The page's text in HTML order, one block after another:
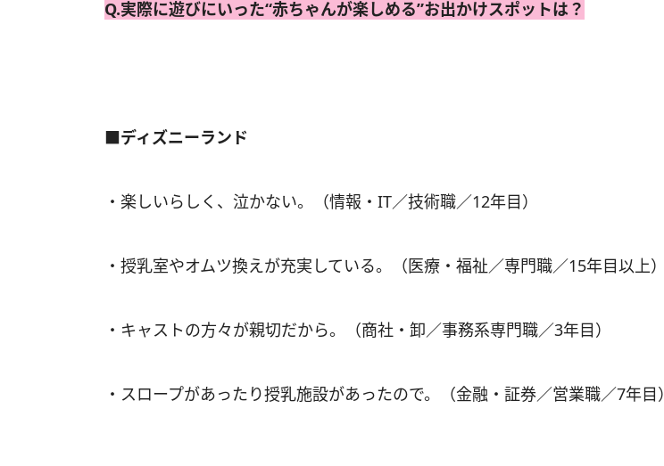
Q.実際に遊びにいった“赤ちゃんが楽しめる”お出かけスポットは？
■ディズニーランド
・楽しいらしく、泣かない。（情報・IT／技術職／12年目）
・授乳室やオムツ換えが充実している。（医療・福祉／専門職／15年目以上）
・キャストの方々が親切だから。（商社・卸／事務系専門職／3年目）
・スロープがあったり授乳施設があったので。（金融・証券／営業職／7年目）